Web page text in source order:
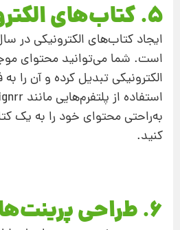
5. کتاب‌های الکترونیکی
است. شما می‌توانید محتوای
الکترونیکی تبدیل کرده و آن را
به‌راحتی محتوای خود را به یک
کنید.
6. طراحی پرینت‌ها